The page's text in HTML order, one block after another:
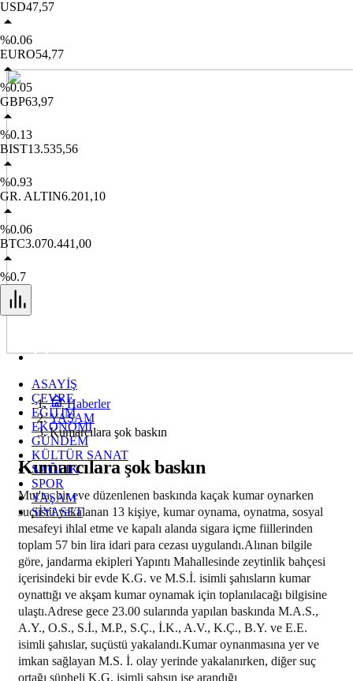
USD47,57
%0.06
EURO54,77
%0.05
GBP63,97
%0.13
BIST13.535,56
%0.93
GR. ALTIN6.201,10
%0.06
BTC3.070.441,00
%0.7
ASAYİŞ
ÇEVRE
EĞİTİM
EKONOMİ
GÜNDEM
KÜLTÜR SANAT
SAĞLIK
SPOR
YAŞAM
SİYASET
Haberler
YAŞAM
Kumarcılara şok baskın
Kumarcılara şok baskın
Mut'ta, bir eve düzenlenen baskında kaçak kumar oynarken
suçüstü yakalanan 13 kişiye, kumar oynama, oynatma, sosyal
mesafeyi ihlal etme ve kapalı alanda sigara içme fiillerinden
toplam 57 bin lira idari para cezası uygulandı.Alınan bilgile
göre, jandarma ekipleri Yapıntı Mahallesinde zeytinlik bahçesi
içerisindeki bir evde K.G. ve M.S.İ. isimli şahısların kumar
oynattığı ve akşam kumar oynamak için toplanılacağı bilgisine
ulaştı.Adrese gece 23.00 sularında yapılan baskında M.A.S.,
A.Y., O.S., S.İ., M.P., S.Ç., İ.K., A.V., K.Ç., B.Y. ve E.E.
isimli şahıslar, suçüstü yakalandı.Kumar oynanmasına yer ve
imkan sağlayan M.S. İ. olay yerinde yakalanırken, diğer suç
ortağı şüpheli K.G. isimli şahsın ise arandığı